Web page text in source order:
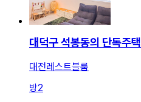
대덕구 석봉동의 단독주택
대전레스트블룸
방2